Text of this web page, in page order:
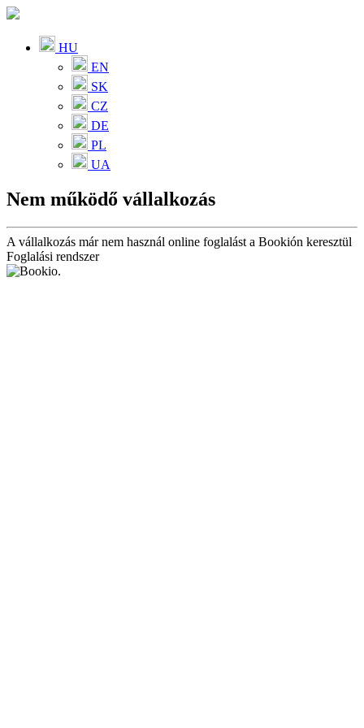
HU
EN
SK
CZ
DE
PL
UA
Nem működő vállalkozás
A vállalkozás már nem használ online foglalást a Bookión keresztül
Foglalási rendszer